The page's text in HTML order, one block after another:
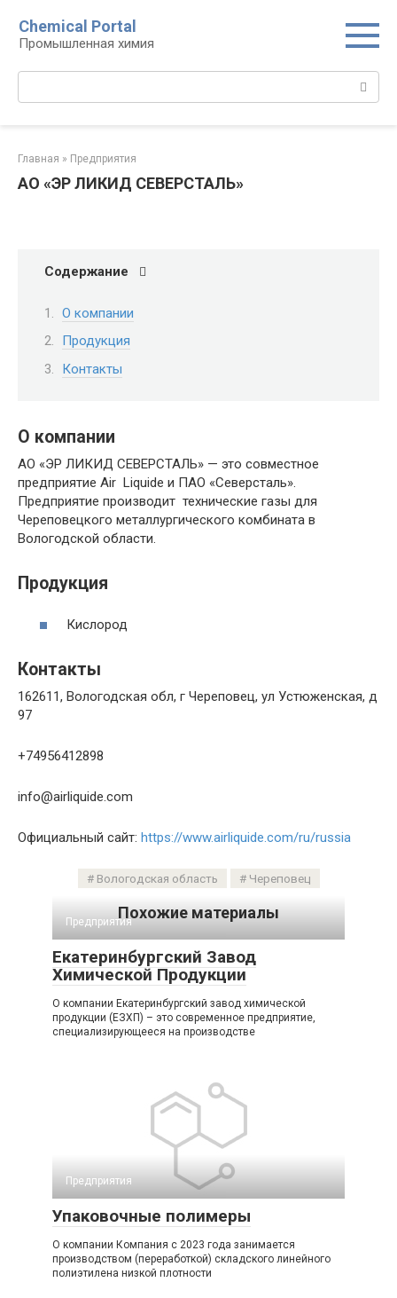
контенту
Chemical Portal
Промышленная химия
Главная » Предприятия
АО «ЭР ЛИКИД СЕВЕРСТАЛЬ»
Содержание
О компании
Продукция
Контакты
О компании
АО «ЭР ЛИКИД СЕВЕРСТАЛЬ» — это совместное
предприятие Air Liquide и ПАО «Северсталь».
Предприятие производит технические газы для
Череповецкого металлургического комбината в
Вологодской области.
Продукция
Кислород
Контакты
162611, Вологодская обл, г Череповец, ул Устюженская, д
97
+74956412898
info@airliquide.com
Официальный сайт: https://www.airliquide.com/ru/russia
Вологодская область Череповец
Похожие материалы
Предприятия
Екатеринбургский Завод
Химической Продукции
О компании Екатеринбургский завод химической
продукции (ЕЗХП) – это современное предприятие,
специализирующееся на производстве
Предприятия
Упаковочные полимеры
О компании Компания с 2023 года занимается
производством (переработкой) складского линейного
полиэтилена низкой плотности